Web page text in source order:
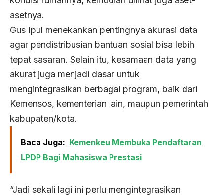
asetnya.
Gus Ipul menekankan pentingnya akurasi data
agar pendistribusian bantuan sosial bisa lebih
tepat sasaran. Selain itu, kesamaan data yang
akurat juga menjadi dasar untuk
mengintegrasikan berbagai program, baik dari
Kemensos, kementerian lain, maupun pemerintah
kabupaten/kota.
Baca Juga: Kemenkeu Membuka Pendaftaran
LPDP Bagi Mahasiswa Prestasi
“Jadi sekali lagi ini perlu mengintegrasikan